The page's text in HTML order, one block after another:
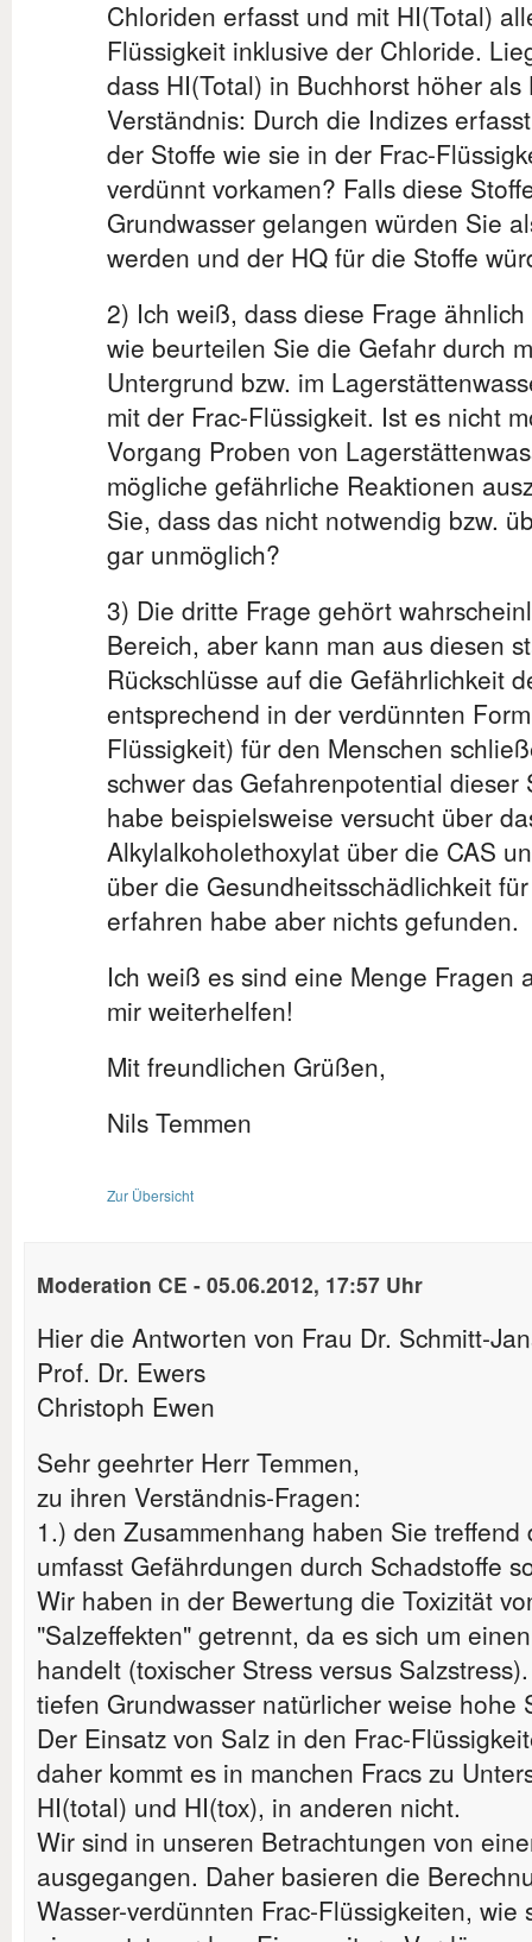
Chloriden erfasst und mit HI(Total)
Flüssigkeit inklusive der Chloride.
dass HI(Total) in Buchhorst höher
Verständnis: Durch die Indizes
der Stoffe wie sie in der Frac-
verdünnt vorkamen? Falls diese
Grundwasser gelangen würden Sie
werden und der HQ für die Stoffe
2) Ich weiß, dass diese Frage
wie beurteilen Sie die Gefahr durch
Untergrund bzw. im
mit der Frac-Flüssigkeit. Ist es nicht
Vorgang Proben von
mögliche gefährliche Reaktionen
Sie, dass das nicht notwendig bzw.
gar unmöglich?
3) Die dritte Frage gehört
Bereich, aber kann man aus diesen
Rückschlüsse auf die Gefährlichkeit
entsprechend in der verdünnten
Flüssigkeit) für den Menschen
schwer das Gefahrenpotential dieser
habe beispielsweise versucht über
Alkylalkoholethoxylat über die CAS
über die Gesundheitsschädlichkeit
erfahren habe aber nichts gefunden.
Ich weiß es sind eine Menge Fragen
mir weiterhelfen!
Mit freundlichen Grüßen,
Nils Temmen
Zur Übersicht
Moderation CE - 05.06.2012, 17:57 Uhr
Hier die Antworten von Frau Dr. Schmitt-
Prof. Dr. Ewers
Christoph Ewen
Sehr geehrter Herr Temmen,
zu ihren Verständnis-Fragen:
1.) den Zusammenhang haben Sie
umfasst Gefährdungen durch Schadstoffe
Wir haben in der Bewertung die Toxizität
"Salzeffekten" getrennt, da es sich um
handelt (toxischer Stress versus
tiefen Grundwasser natürlicher weise hohe
Der Einsatz von Salz in den Frac-
daher kommt es in manchen Fracs zu
HI(total) und HI(tox), in anderen nicht.
Wir sind in unseren Betrachtungen von
ausgegangen. Daher basieren die
Wasser-verdünnten Frac-Flüssigkeiten,